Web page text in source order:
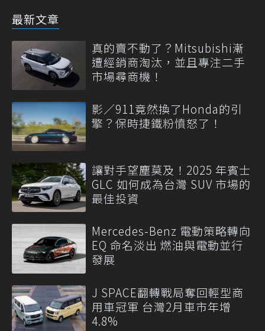
最新文章
真的賣不動了？Mitsubishi漸
遭經銷商淘汰，並且專注二手
市場尋商機！
影／911竟然換了Honda的引
擎？保時捷鐵粉憤怒了！
讓對手望塵莫及！2025 年賓士
GLC 如何成為台灣 SUV 市場的
最佳投資
Mercedes-Benz 電動策略轉向
EQ 命名淡出 燃油與電動並行
發展
J SPACE翻轉戰局奪回輕型商
用車冠軍 台灣2月車市年增
4.8%